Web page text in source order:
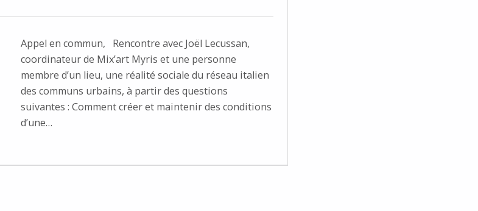
Appel en commun, Rencontre avec Joël Lecussan,
coordinateur de Mix’art Myris et une personne
membre d’un lieu, une réalité sociale du réseau italien
des communs urbains, à partir des questions
suivantes : Comment créer et maintenir des conditions
d’une…